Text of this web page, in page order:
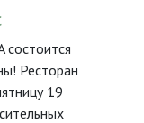
состоится
Ресторан
19